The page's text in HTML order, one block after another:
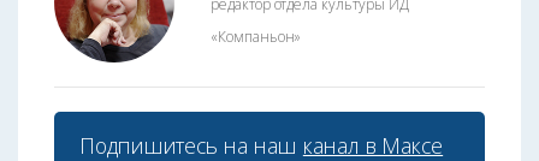
«Компаньон»
Подпишитесь на наш канал в Максе